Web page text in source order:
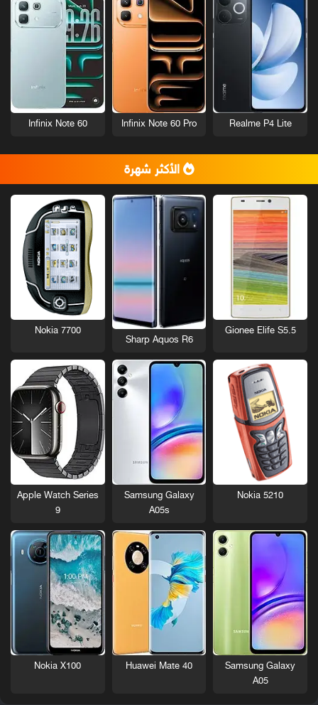
Realme P4 Lite
Infinix Note 60 Pro
Infinix Note 60
الأكثر شهرة
Gionee Elife S5.5
Sharp Aquos R6
Nokia 7700
Nokia 5210
Samsung Galaxy
A05s
Apple Watch Series
9
Samsung Galaxy
A05
Huawei Mate 40
Nokia X100